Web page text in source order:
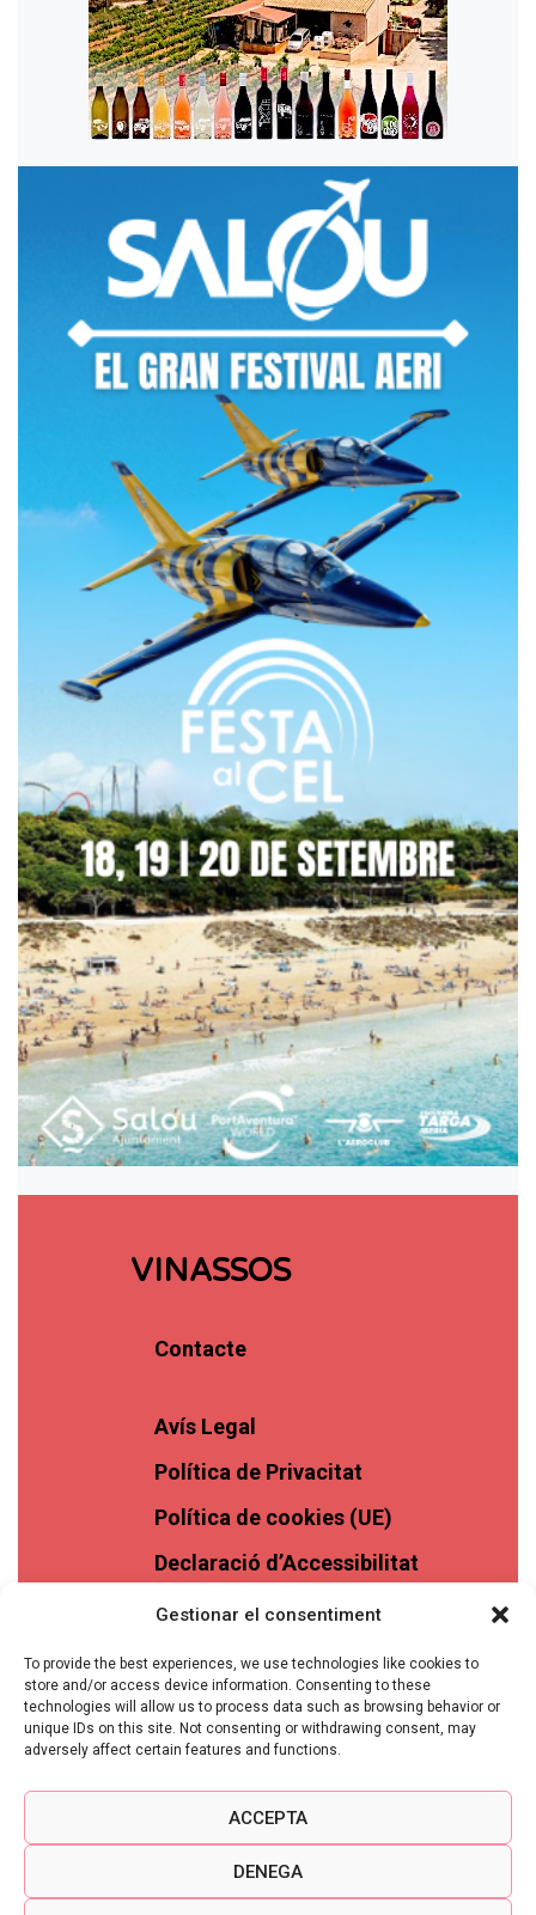
Gestionar el consentiment
To provide the best experiences, we use technologies like cookies to
store and/or access device information. Consenting to these
technologies will allow us to process data such as browsing behavior or
unique IDs on this site. Not consenting or withdrawing consent, may
adversely affect certain features and functions.
ACCEPTA
DENEGA
VINASSOS
Contacte
Avís Legal
Política de Privacitat
Política de cookies (UE)
Declaració d’Accessibilitat